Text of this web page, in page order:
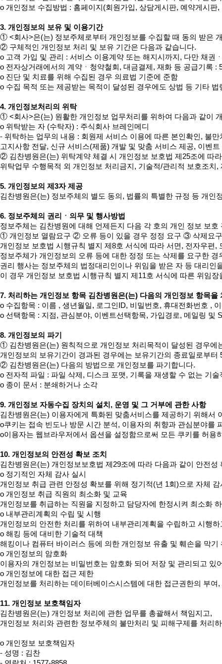
ο 개인정보 수집방법 : 홈페이지(회원가입, 상담게시판, 예약게시판
3. 개인정보의 보유 및 이용기간
① <회사>은(는) 정보주체로부터 개인정보를 수집할 때 동의 받은
② 구체적인 개인정보 처리 및 보유 기간은 다음과 같습니다.
ο 고객 가입 및 관리 : 서비스 이용계약 또는 해지시까지, 다만 채
ο 전자상거래에서의 계약ㆍ청약철회, 대금결제, 재화 등 공급기록 :
ο 진단 및 치료를 위해 수집된 경우 의료법 기준에 준함
ο 수집 목적 또는 제공받는 목적이 달성된 경우에도 상법 등 기타
4. 개인정보처리의 위탁
① <회사>은(는) 원활한 개인정보 업무처리를 위하여 다음과 같이
ο 위탁받는 자 (수탁자) : 주식회사 브레인메디
- 위탁하는 업무의 내용 : 회원제 서비스 이용에 따른 본인확인, 불
고지사항 전달, 신규 서비스(제품) 개발 및 맞춤 서비스 제공, 이벤
② 김찬병원은(는) 위탁계약 체결 시 개인정보 보호법 제25조에 따라
위탁업무 수행목적 외 개인정보 처리금지, 기술적/관리적 보호조
5. 개인정보의 제3자 제공
김찬병원은(는) 정보주체의 별도 동의, 법률의 특별한 규정 등 개
6. 정보주체의 권리ㆍ의무 및 행사방법
정보주체는 김찬병원에 대해 언제든지 다음 각 호의 개인 정보 보
① 개인정보 열람요구 ② 오류 등이 있을 경우 정정 요구 ③ 삭제요
개인정보 보호법 시행규칙 별지 제8호 서식에 따라 서면, 전자우편
정보주체가 개인정보의 오류 등에 대한 정정 또는 삭제를 요구한
권리 행사는 정보주체의 법정대리인이나 위임을 받은 자 등 대리인
이 경우 개인정보 보호법 시행규칙 별지 제11호 서식에 따른 위임
7. 처리하는 개인정보 항목 김찬병원은(는) 다음의 개인정보 항목을
ο 수집항목 : 이름 , 생년월일, 로그인ID, 비밀번호, 휴대전화번호 ,
ο 선택항목 : 지점, 관심분야, 이벤트선택항목, 가입경로, 메일링 및
8. 개인정보의 파기
① 김찬병원은(는) 원칙적으로 개인정보 처리목적이 달성된 경우에
개인정보의 보유기간이 경과된 경우에는 보유기간의 종료일로부
② 김찬병원은(는) 다음의 방법으로 개인정보를 파기합니다.
ο 전자적 파일 : 파일 삭제, 디스크 포맷, 기록을 재생할 수 없는 기
ο 종이 문서 : 분쇄하거나 소각
9. 개인정보 자동수집 장치의 설치, 운영 및 그 거부에 관한 사항
김찬병원은(는) 이용자에게 특화된 맞춤서비스를 제공하기 위해서
ο쿠키는 접속 빈도나 방문 시간 분석, 이용자의 취향과 관심분야
ο이용자는 웹브라우저에서 옵션을 설정함으로써 모든 쿠키를 허
10. 개인정보의 안전성 확보 조치
김찬병원은(는) 개인정보보호법 제29조에 따라 다음과 같이 안전
ο 정기적인 자체 감사 실시
개인정보 취급 관련 안정성 확보를 위해 정기적(년 1회)으로 자체
ο 개인정보 취급 직원의 최소화 및 교육
개인정보를 취급하는 직원을 지정하고 담당자에 한정시켜 최소화
ο 내부관리계획의 수립 및 시행
개인정보의 안전한 처리를 위하여 내부관리계획을 수립하고 시행
ο 해킹 등에 대비한 기술적 대책
해킹이나 컴퓨터 바이러스 등에 의한 개인정보 유출 및 훼손을 막
ο 개인정보의 암호화
이용자의 개인정보는 비밀번호는 암호화 되어 저장 및 관리되고
ο 개인정보에 대한 접근 제한
개인정보를 처리하는 데이터베이스시스템에 대한 접근권한의 부
11. 개인정보 보호책임자
김찬병원은(는) 개인정보 처리에 관한 업무를 총괄해서 책임지고,
개인정보 처리와 관련한 정보주체의 불만처리 및 피해구제를 처
ο 개인정보 보호책임자
- 성명 : 김찬